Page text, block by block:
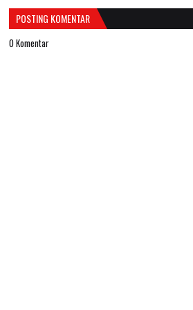
POSTING KOMENTAR
0 Komentar